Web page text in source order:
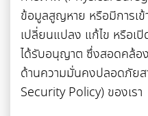
ข้อมูลสูญหาย หรือมีการเข้
เปลี่ยนแปลง แก้ไข หรือเ
ได้รับอนุญาต ซึ่งสอดคล้อ
ด้านความมั่นคงปลอดภัย
Security Policy) ของเรา